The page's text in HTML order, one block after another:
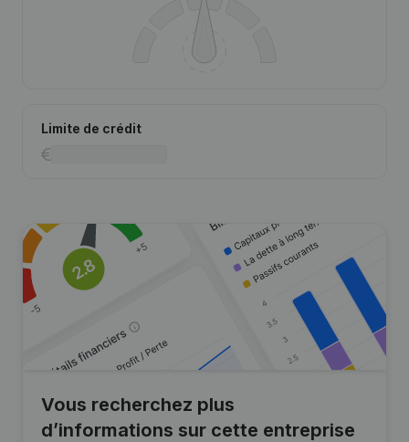
Limite de crédit
Vous recherchez plus
d’informations sur cette entreprise